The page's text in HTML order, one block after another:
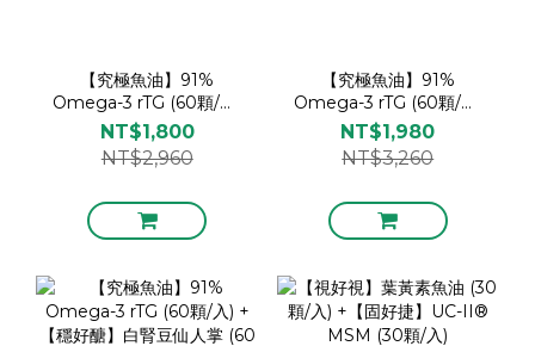
【究極魚油】91%
Omega-3 rTG (60顆/入)
+【視好視】葉黃素魚油
(30顆/入)
NT$1,800
NT$2,960
【究極魚油】91%
Omega-3 rTG (60顆/入)
+【固好捷】UC-II®
MSM (30顆/入)
NT$1,980
NT$3,260